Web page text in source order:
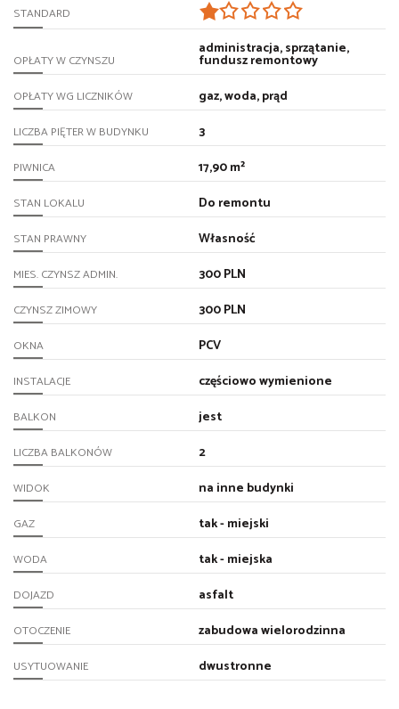
STANDARD
OPŁATY W CZYNSZU
administracja, sprzątanie,
fundusz remontowy
OPŁATY WG LICZNIKÓW gaz, woda, prąd
LICZBA PIĘTER W BUDYNKU 3
PIWNICA 17,90 m²
STAN LOKALU Do remontu
STAN PRAWNY Własność
MIES. CZYNSZ ADMIN. 300 PLN
CZYNSZ ZIMOWY 300 PLN
OKNA PCV
INSTALACJE częściowo wymienione
BALKON jest
LICZBA BALKONÓW 2
WIDOK na inne budynki
GAZ tak - miejski
WODA tak - miejska
DOJAZD asfalt
OTOCZENIE zabudowa wielorodzinna
USYTUOWANIE dwustronne